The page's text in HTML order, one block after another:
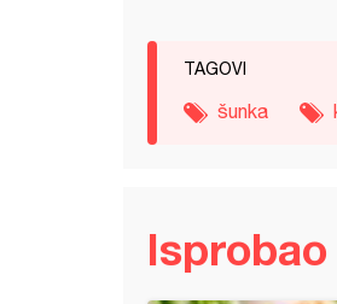
TAGOVI
šunka
Isprobao